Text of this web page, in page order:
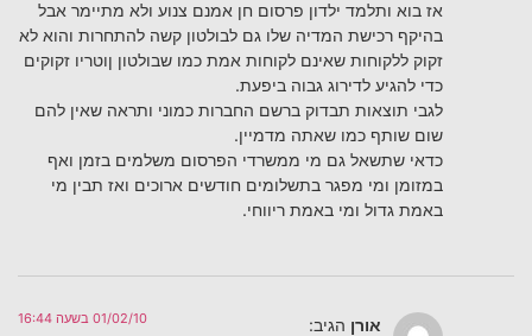
אז בוא ותלמד ילדון פרסום חן אמנם צנוע ולא מתיימר אבל
בהיקף רכישת המדיה שלו גם לבולטון קשה להתחרות והוא לא
זקוק ללקוחות שאינם לקוחות אמת כמו שבולטון ןוטריו זקוקים
כדי להגיע לדירוג גבוה ביפעת.
לגבי תוצאות תבדוק ברשם החברות כמוני ותראה שאין להם
שום שותף כמו שאתה מדמיין.
כדאי שתשאל גם מי ממשרדי הפרסום משלמים בזמן ואף
במזומן ומי מפגר בתשלומים חודשים ארוכים ואז תבין מי
באמת גדול ומי באמת ריווחי.
אורן הגיב: 01/02/10 בשעה 16:44